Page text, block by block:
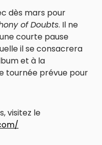
dès mars pour
of Doubts. Il ne
courte pause
il se consacrera
et à la
tournée prévue pour
visitez le